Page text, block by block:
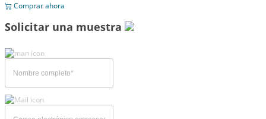
Comprar ahora
Solicitar una muestra